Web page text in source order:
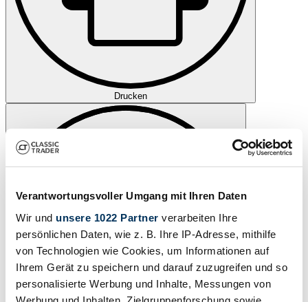
Verantwortungsvoller Umgang mit Ihren Daten
Wir und unsere 1022 Partner verarbeiten Ihre
persönlichen Daten, wie z. B. Ihre IP-Adresse, mithilfe
von Technologien wie Cookies, um Informationen auf
Ihrem Gerät zu speichern und darauf zuzugreifen und so
personalisierte Werbung und Inhalte, Messungen von
Drucken